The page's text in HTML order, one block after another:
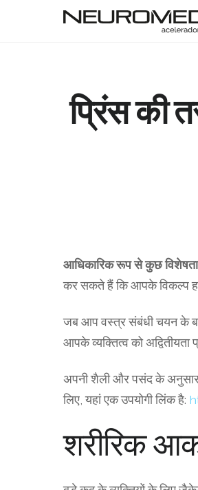
प्रिंस की
आधिकारिक रूप से कुछ
कर सकते हैं कि आपके विकल्प
जब आप वस्त्र संबंधी चयन के
आपके व्यक्तित्व को
अपनी शैली और पसंद के अनुसार
लिए, यहां एक उपयोगी लिंक है:
शरीरिक